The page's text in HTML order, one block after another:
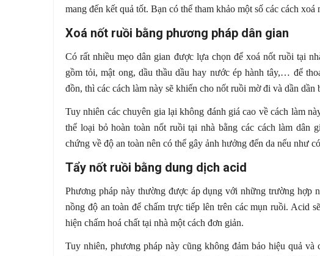
mang đến kết quả tốt. Bạn có thể tham khảo một số các cách xoá
Xoá nốt ruồi bằng phương pháp dân gian
Có rất nhiều mẹo dân gian được lựa chọn để xoá nốt ruồi tại
gồm tỏi, mật ong, dầu thầu dầu hay nước ép hành tây,… để
đồn, thì các cách làm này sẽ khiến cho nốt ruồi mờ đi và dần dần
Tuy nhiên các chuyên gia lại không đánh giá cao về cách làm
thể loại bỏ hoàn toàn nốt ruồi tại nhà bằng các cách làm dân
chứng về độ an toàn nên có thể gây ảnh hưởng đến da nếu như
Tẩy nốt ruồi bằng dung dịch acid
Phương pháp này thường được áp dụng với những trường hợp
nồng độ an toàn để chấm trực tiếp lên trên các mụn ruồi. Acid
hiện chấm hoá chất tại nhà một cách đơn giản.
Tuy nhiên, phương pháp này cũng không đảm bảo hiệu quả và